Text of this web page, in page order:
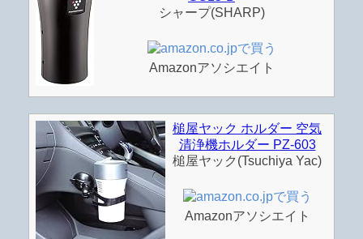
シャープ(SHARP)
Amazonアソシエイト
槌屋ヤック ホルダー 空気
清浄機ホルダー PZ-603
槌屋ヤック(Tsuchiya Yac)
Amazonアソシエイト